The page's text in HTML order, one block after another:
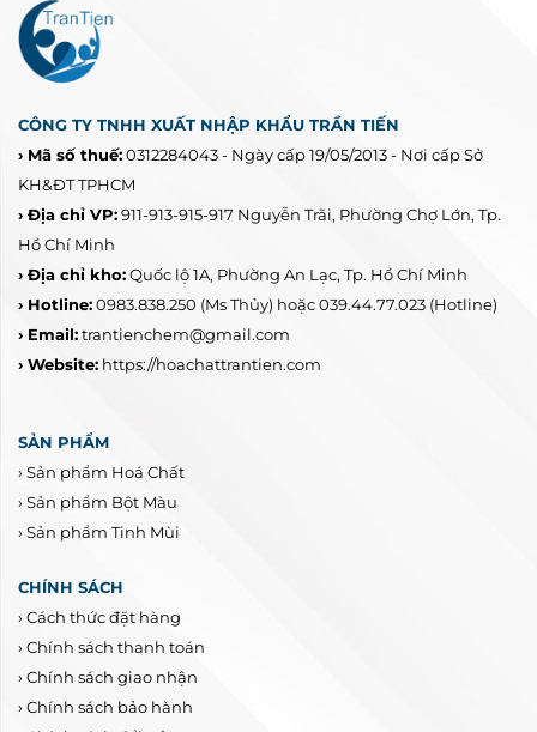
CÔNG TY TNHH XUẤT NHẬP KHẨU TRẦN TIẾN
› Mã số thuế:0312284043 - Ngày cấp 19/05/2013 - Nơi cấp Sở
KH&ĐT TPHCM
› Địa chỉ VP:911-913-915-917 Nguyễn Trãi, Phường Chợ Lớn, Tp.
Hồ Chí Minh
› Địa chỉ kho:Quốc lộ 1A, Phường An Lạc, Tp. Hồ Chí Minh
› Hotline: 0983.838.250 (Ms Thủy) hoặc 039.44.77.023(Hotline)
› Email:trantienchem@gmail.com
› Website: https://hoachattrantien.com
SẢN PHẨM
› Sản phẩm Hoá Chất
› Sản phẩm Bột Màu
› Sản phẩm Tinh Mùi
CHÍNH SÁCH
› Cách thức đặt hàng
› Chính sách thanh toán
› Chính sách giao nhận
› Chính sách bảo hành